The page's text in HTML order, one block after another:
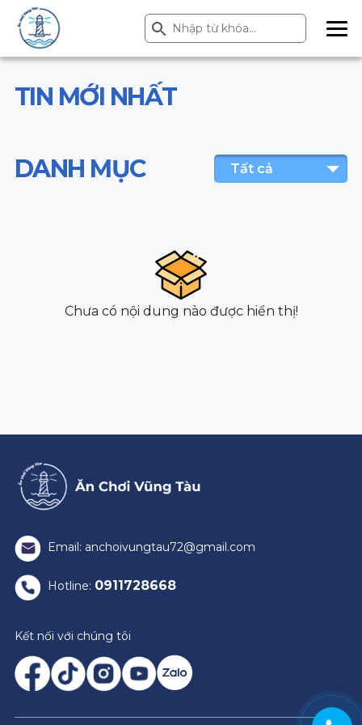
Search
for:
Search Button
ME
NU
TIN MỚI NHẤT
DANH MỤC Tất cả
Chưa có nội dung nào được hiển thị!
Email: anchoivungtau72@gmail.com
Hotline: 0911728668
Kết nối với chúng tôi